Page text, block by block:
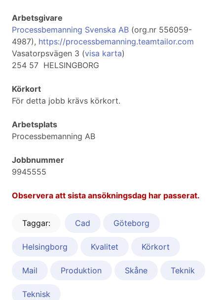
Arbetsgivare
Processbemanning Svenska AB (org.nr 556059-
4987), https://processbemanning.teamtailor.com
Vasatorpsvägen 3 (visa karta)
254 57 HELSINGBORG
Körkort
För detta jobb krävs körkort.
Arbetsplats
Processbemanning AB
Jobbnummer
9945555
Observera att sista ansökningsdag har passerat.
Taggar: Cad Göteborg
Helsingborg Kvalitet Körkort
Mail Produktion Skåne Teknik
Teknisk